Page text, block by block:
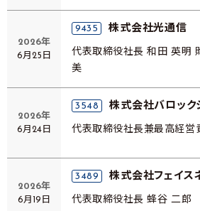
2026年
6月25日
9435 株式会社光通信
代表取締役社長 和田 英明
美
2026年
6月24日
3548 株式会社バロック
代表取締役社長兼最高経営
2026年
6月19日
3489 株式会社フェイス
代表取締役社長 蜂谷 二郎